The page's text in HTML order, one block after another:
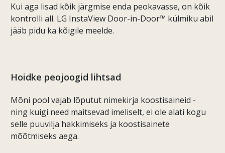
Kui aga lisad kõik järgmise enda peokavasse, on kõik
kontrolli all. LG InstaView Door-in-Door™ külmiku abil
jääb pidu ka kõigile meelde.
Hoidke peojoogid lihtsad
Mõni pool vajab lõputut nimekirja koostisaineid -
ning kuigi need maitsevad imeliselt, ei ole alati kogu
selle puuvilja hakkimiseks ja koostisainete
mõõtmiseks aega.